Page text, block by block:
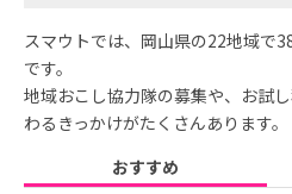
スマウトでは、岡山県の22地域で
です。
地域おこし協力隊の募集や、お試
わるきっかけがたくさんあります。
おすすめ